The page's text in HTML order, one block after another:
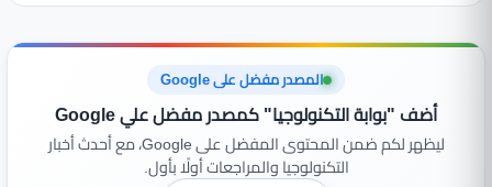
المصدر مفضل على Google
أضف "بوابة التكنولوجيا" كمصدر مفضل علي Google
ليظهر لكم ضمن المحتوى المفضل على Google، مع أحدث أخبار
التكنولوجيا والمراجعات أولًا بأول.